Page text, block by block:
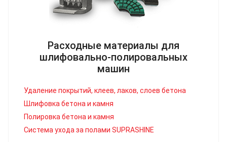
Расходные материалы для
шлифовально-полировальных
машин
Удаление покрытий, клеев, лаков, слоев бетона
Шлифовка бетона и камня
Полировка бетона и камня
Система ухода за полами SUPRASHINE